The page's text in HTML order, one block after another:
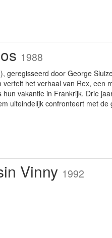
1988
geregisseerd door George
vertelt het verhaal van Rex, een
hun vakantie in Frankrijk. Drie
uiteindelijk confronteert met de
Vinny 1992